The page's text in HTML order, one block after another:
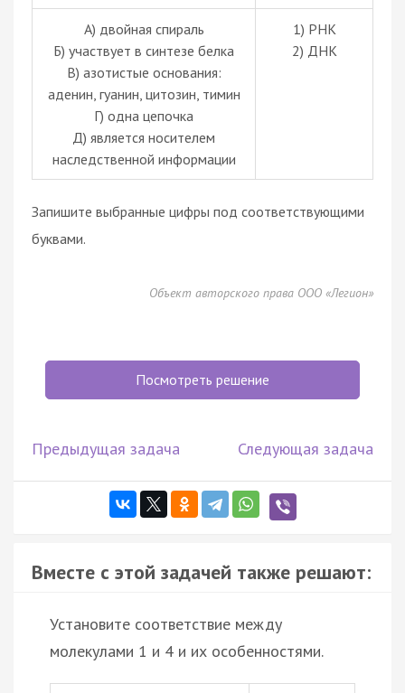
А) двойная спираль
Б) участвует в синтезе белка
В) азотистые основания:
аденин, гуанин, цитозин, тимин
Г) одна цепочка
Д) является носителем
наследственной информации
1) РНК
2) ДНК
Запишите выбранные цифры под соответствующими
буквами.
Объект авторского права ООО «Легион»
Посмотреть решение
Предыдущая задача Следующая задача
Вместе с этой задачей также решают:
Установите соответствие между
молекулами 1 и 4 и их особенностями.